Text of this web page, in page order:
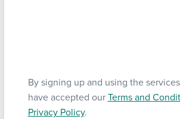
By signing up and using the
have accepted our Terms and
Privacy Policy.